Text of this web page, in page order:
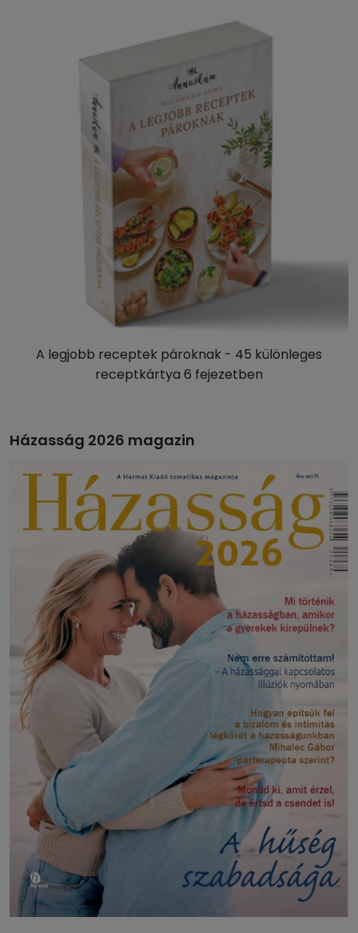
A legjobb receptek pároknak - 45 különleges
receptkártya 6 fejezetben
Házasság 2026 magazin